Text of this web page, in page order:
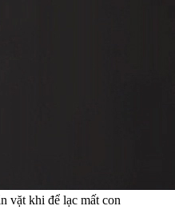
vặt khi để lạc mất con